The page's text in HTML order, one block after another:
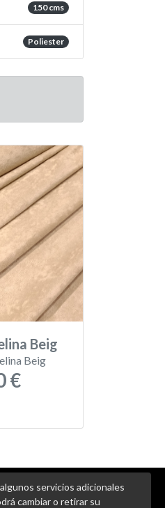
150 cms
Poliester
Beig
Beig
€
servicios adicionales
cambiar o retirar su